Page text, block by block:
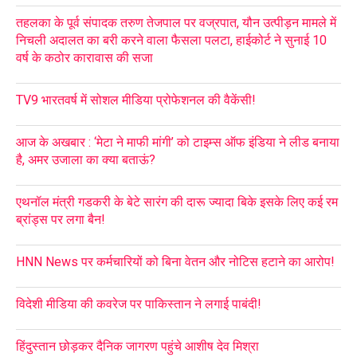
तहलका के पूर्व संपादक तरुण तेजपाल पर वज्रपात, यौन उत्पीड़न मामले में
निचली अदालत का बरी करने वाला फैसला पलटा, हाईकोर्ट ने सुनाई 10
वर्ष के कठोर कारावास की सजा
TV9 भारतवर्ष में सोशल मीडिया प्रोफेशनल की वैकेंसी!
आज के अखबार : ‘मेटा ने माफी मांगी’ को टाइम्स ऑफ इंडिया ने लीड बनाया
है, अमर उजाला का क्या बताऊं?
एथनॉल मंत्री गडकरी के बेटे सारंग की दारू ज्यादा बिके इसके लिए कई रम
ब्रांड्स पर लगा बैन!
HNN News पर कर्मचारियों को बिना वेतन और नोटिस हटाने का आरोप!
विदेशी मीडिया की कवरेज पर पाकिस्तान ने लगाई पाबंदी!
हिंदुस्तान छोड़कर दैनिक जागरण पहुंचे आशीष देव मिश्रा